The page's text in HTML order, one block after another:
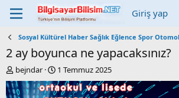
Giriş yap
Sosyal Kültürel Haber Sağlık Eğlence Spor
2 ay boyunca ne yapacaksınız?
K
o
n
bejndar
B
a
ş
1 Temmuz 2025